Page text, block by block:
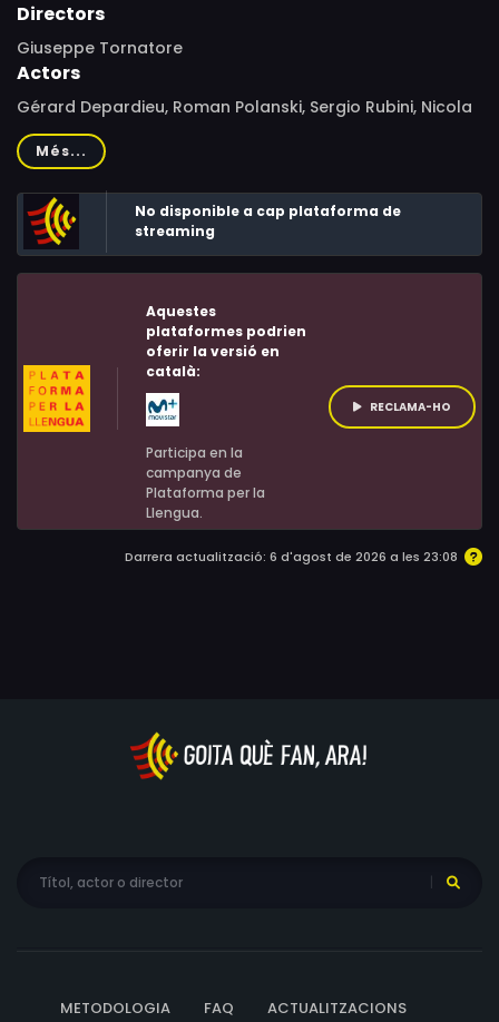
Directors
Giuseppe Tornatore
Actors
Gérard Depardieu, Roman Polanski, Sergio Rubini, Nicola
Di Pinto, Tano Cimarosa, Paolo Lombardi, Maria Rosa
Spagnolo, Alberto Sironi, Giovanni Morricone, Mahdi
Kraiem, Massimo Vanni, Sebastiano Filocamo, Timothy
Martin, Gianluca Petrazzi
Més...
No disponible a cap plataforma de
streaming
Aquestes
plataformes podrien
oferir la versió en
català:
Participa en la
campanya de
Plataforma per la
Llengua.
RECLAMA-HO
Darrera actualització: 6 d'agost de 2026 a les 23:08
METODOLOGIA FAQ ACTUALITZACIONS